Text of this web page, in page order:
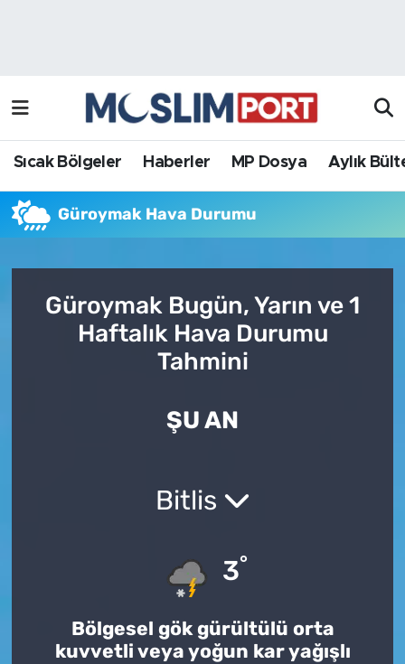
Sıcak Bölgeler Haberler MP Dosya Aylık
Güroymak Hava Durumu
Güroymak Bugün, Yarın ve 1
Haftalık Hava Durumu
Tahmini
ŞU AN
Bitlis
3°
Bölgesel gök gürültülü orta
kuvvetli veya yoğun kar yağışlı
Haberler
MP Dosya
Röportaj Haber
Aylık Bülten